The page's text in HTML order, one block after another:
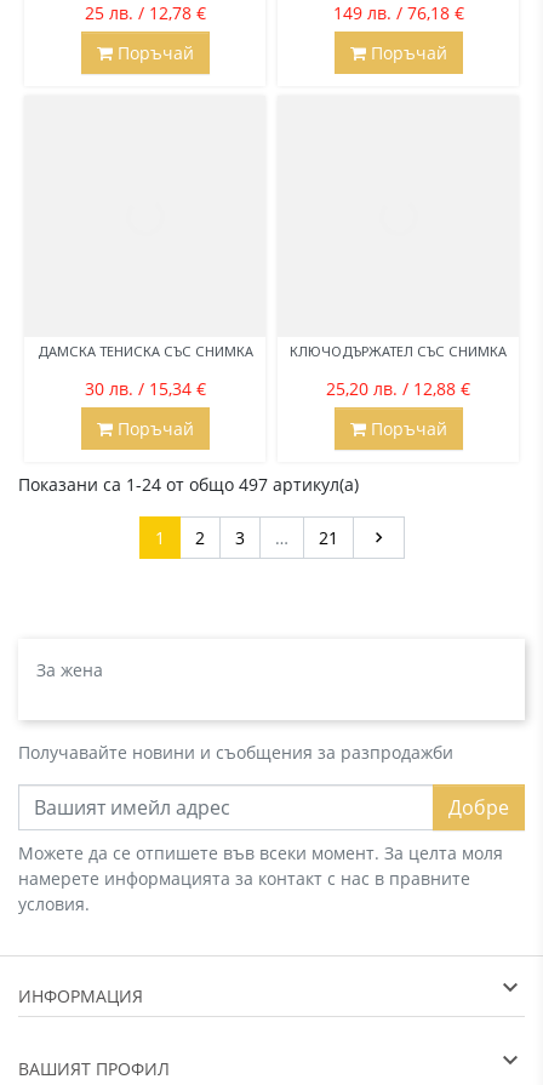
25 лв. / 12,78 €
Поръчай
149 лв. / 76,18 €
Поръчай
ДАМСКА ТЕНИСКА СЪС СНИМКА
30 лв. / 15,34 €
Поръчай
КЛЮЧОДЪРЖАТЕЛ СЪС СНИМКА
25,20 лв. / 12,88 €
Поръчай
Показани са 1-24 от общо 497 артикул(а)
1 2 3 … 21 Напред

За жена
Получавайте новини и съобщения за разпродажби
Добре
Можете да се отпишете във всеки момент. За целта моля
намерете информацията за контакт с нас в правните
условия.
ИНФОРМАЦИЯ
ВАШИЯТ ПРОФИЛ